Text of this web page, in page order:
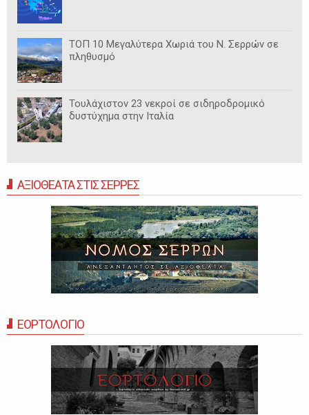
ΤΟΠ 10 Μεγαλύτερα Χωριά του Ν. Σερρών σε
πληθυσμό
Τουλάχιστον 23 νεκροί σε σιδηροδρομικό
δυστύχημα στην Ιταλία
ΑΞΙΟΘΕΑΤΑ ΣΤΙΣ ΣΕΡΡΕΣ
ΕΟΡΤΟΛΟΓΙΟ